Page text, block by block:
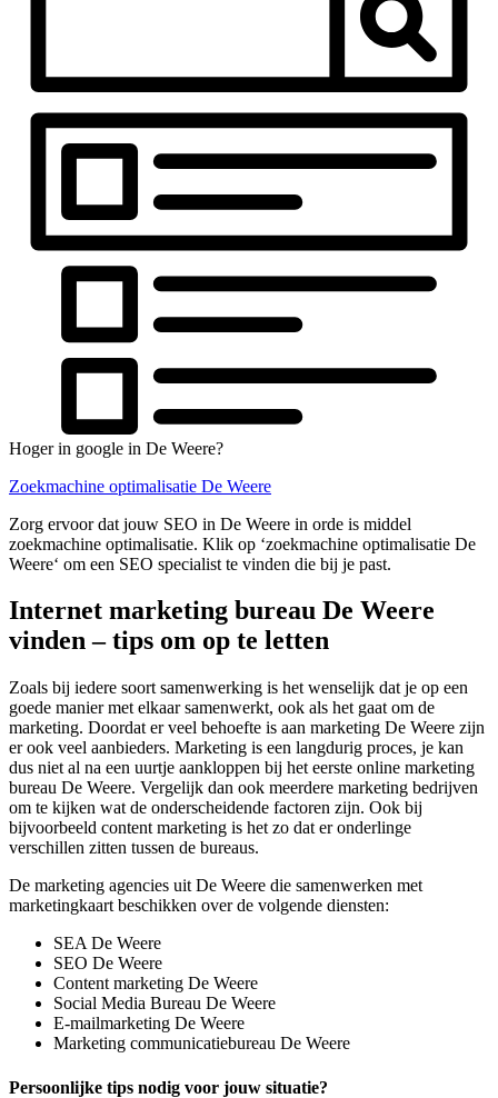
Hoger in google in De Weere?
Zoekmachine optimalisatie De Weere
Zorg ervoor dat jouw SEO in De Weere in orde is middel
zoekmachine optimalisatie. Klik op ‘zoekmachine optimalisatie De
Weere‘ om een SEO specialist te vinden die bij je past.
Internet marketing bureau De Weere
vinden – tips om op te letten
Zoals bij iedere soort samenwerking is het wenselijk dat je op een
goede manier met elkaar samenwerkt, ook als het gaat om de
marketing. Doordat er veel behoefte is aan marketing De Weere zijn
er ook veel aanbieders. Marketing is een langdurig proces, je kan
dus niet al na een uurtje aankloppen bij het eerste online marketing
bureau De Weere. Vergelijk dan ook meerdere marketing bedrijven
om te kijken wat de onderscheidende factoren zijn. Ook bij
bijvoorbeeld content marketing is het zo dat er onderlinge
verschillen zitten tussen de bureaus.
De marketing agencies uit De Weere die samenwerken met
marketingkaart beschikken over de volgende diensten:
SEA De Weere
SEO De Weere
Content marketing De Weere
Social Media Bureau De Weere
E-mailmarketing De Weere
Marketing communicatiebureau De Weere
Persoonlijke tips nodig voor jouw situatie?